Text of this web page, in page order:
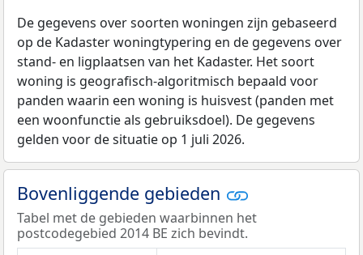
De gegevens over soorten woningen zijn gebaseerd
op de Kadaster woningtypering en de gegevens over
stand- en ligplaatsen van het Kadaster. Het soort
woning is geografisch-algoritmisch bepaald voor
panden waarin een woning is huisvest (panden met
een woonfunctie als gebruiksdoel). De gegevens
gelden voor de situatie op 1 juli 2026.
Bovenliggende gebieden
Tabel met de gebieden waarbinnen het
postcodegebied 2014 BE zich bevindt.